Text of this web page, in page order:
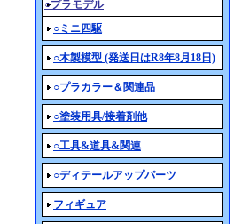
○プラモデル
○ミニ四駆
○木製模型 (発送日はR8年8月18日)
○プラカラー＆関連品
○塗装用具/接着剤他
○工具&道具&関連
○ディテールアップパーツ
フィギュア